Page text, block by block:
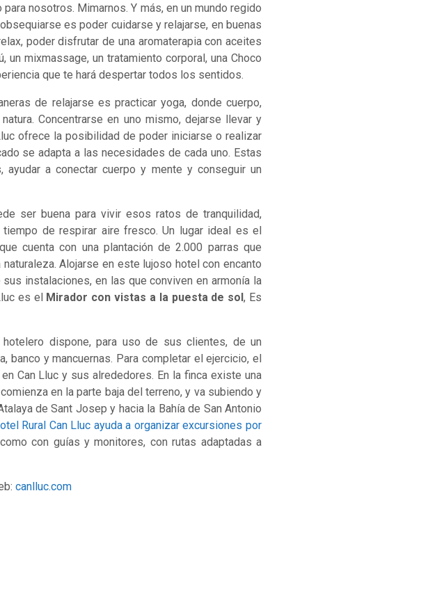
nosotros. Mimarnos. Y más, en un mundo regido
es poder cuidarse y relajarse, en buenas
poder disfrutar de una aromaterapia con aceites
mixmassage, un tratamiento corporal, una Choco
que te hará despertar todos los sentidos.
de relajarse es practicar yoga, donde cuerpo,
Concentrarse en uno mismo, dejarse llevar y
ofrece la posibilidad de poder iniciarse o realizar
se adapta a las necesidades de cada uno. Estas
a conectar cuerpo y mente y conseguir un
ser buena para vivir esos ratos de tranquilidad,
de respirar aire fresco. Un lugar ideal es el
cuenta con una plantación de 2.000 parras que
Alojarse en este lujoso hotel con encanto
instalaciones, en las que conviven en armonía la
es el Mirador con vistas a la puesta de sol, Es
dispone, para uso de sus clientes, de un
banco y mancuernas. Para completar el ejercicio, el
Can Lluc y sus alrededores. En la finca existe una
en la parte baja del terreno, y va subiendo y
de Sant Josep y hacia la Bahía de San Antonio
Rural Can Lluc ayuda a organizar excursiones por
con guías y monitores, con rutas adaptadas a
canlluc.com